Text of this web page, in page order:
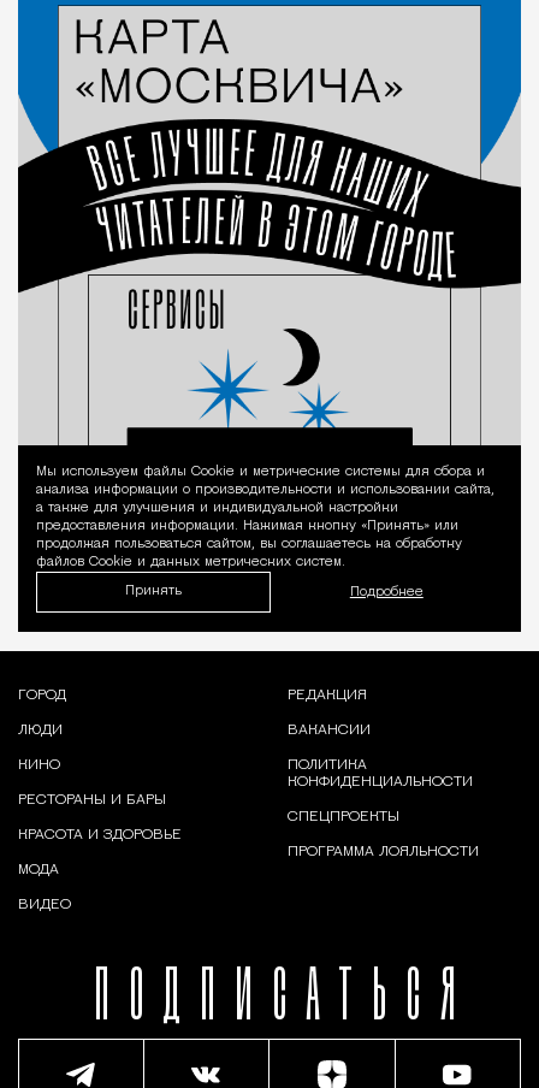
Уведомление
Мы используем файлы Сookie и метрические системы для сбора и
анализа информации о производительности и использовании сайта,
а также для улучшения и индивидуальной настройки
предоставления информации. Нажимая кнопку «Принять» или
продолжая пользоваться сайтом, вы соглашаетесь на обработку
файлов Cookie и данных метрических систем.
Принять Подробнее
ПОДПИСАТЬСЯ
ГОРОД
ЛЮДИ
КИНО
РЕСТОРАНЫ И БАРЫ
КРАСОТА И ЗДОРОВЬЕ
МОДА
ВИДЕО
РЕДАКЦИЯ
ВАКАНСИИ
ПОЛИТИКА
КОНФИДЕНЦИАЛЬНОСТИ
СПЕЦПРОЕКТЫ
ПРОГРАММА ЛОЯЛЬНОСТИ